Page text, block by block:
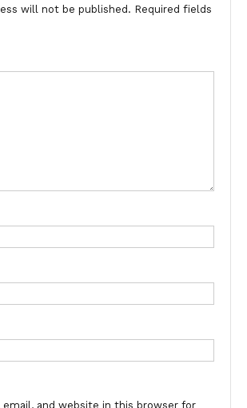
will not be published. Required fields
email, and website in this browser for